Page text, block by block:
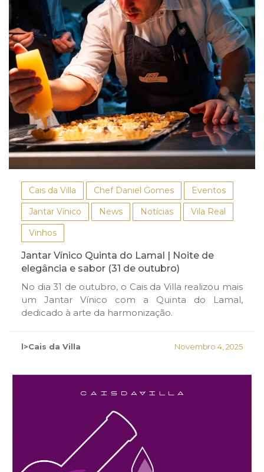
Cais da Villa Chef Daniel Gomes
Eventos
Jantar Vínico
News Notícias
Vila Real
Vinhos
Jantar Vínico Quinta do Lamal | Noite de
elegância e sabor (31 de outubro)
No dia 31 de outubro, o Cais da Villa realizou mais
um Jantar Vínico com a Quinta do Lamal,
dedicado à arte da harmonização.
l>Cais da Villa Novembro 4, 2025